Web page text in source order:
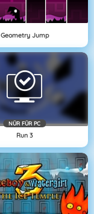
Geometry Jump
NÜR FÜR PC
Run 3